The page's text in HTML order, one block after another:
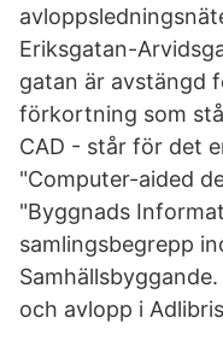
Eriksgatan-
gatan är avstängd
förkortning som
CAD - står för det
"Computer-aided
"Byggnads
samlingsbegrepp
och avlopp i